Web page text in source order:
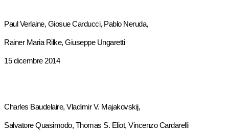
Paul Verlaine, Giosue Carducci, Pablo Neruda,
Rainer Maria Rilke, Giuseppe Ungaretti
15 dicembre 2014
Charles Baudelaire, Vladimir V. Majakovskij,
Salvatore Quasimodo, Thomas S. Eliot, Vincenzo Cardarelli